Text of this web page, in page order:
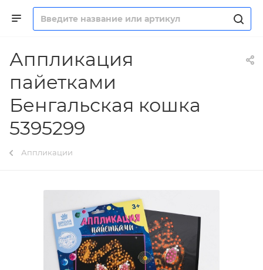
Аппликация
пайетками
Бенгальская кошка
5395299
Аппликации